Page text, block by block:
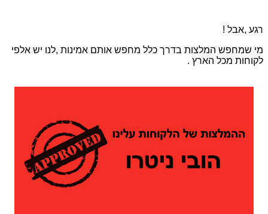
רגע ,אבל !
מי שמחפש המלצות בדרך כלל מחפש אותם אמינות ,לנו יש אלפי
לקוחות מכל הארץ .